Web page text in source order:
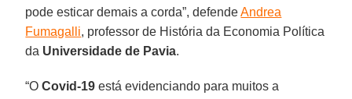
pode esticar demais a corda”, defendeAndrea
Fumagalli, professor de História da Economia Política
da Universidade de Pavia.
“OCovid-19 está evidenciando para muitos a